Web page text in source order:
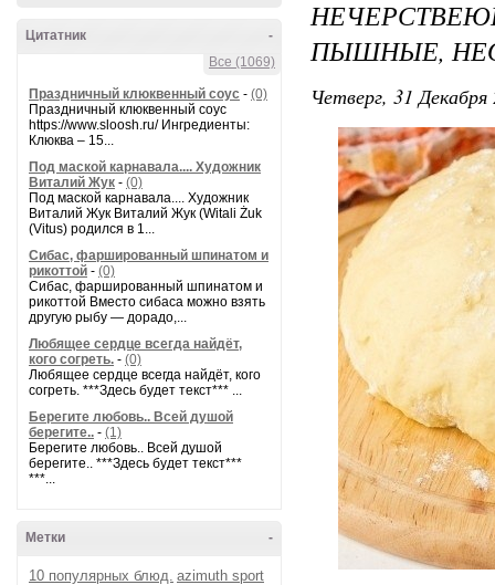
-
Цитатник
Все (1069)
Праздничный клюквенный соус - (0)
Праздничный клюквенный соус
https://www.sloosh.ru/ Ингредиенты:
Клюква – 15...
Под маской карнавала.... Художник
Виталий Жук - (0)
Под маской карнавала.... Художник
Виталий Жук Виталий Жук (Witali Żuk
(Vitus) родился в 1...
Сибас, фаршированный шпинатом и
рикоттой - (0)
Сибас, фаршированный шпинатом и
рикоттой Вместо сибаса можно взять
другую рыбу — дорадо,...
Любящее сердце всегда найдёт,
кого согреть. - (0)
Любящее сердце всегда найдёт, кого
согреть. ***Здесь будет текст*** ...
Берегите любовь.. Всей душой
берегите.. - (1)
Берегите любовь.. Всей душой
берегите.. ***Здесь будет текст***
***...
-
Метки
10 популярных блюд. azimuth sport
ПЫШНЫЕ,
Четверг, 31